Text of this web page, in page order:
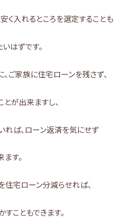
く入れるところを選定することも
はずです。
ご家族に住宅ローンを残さず、
が出来ますし、
ば、ローン返済を気にせず
す。
宅ローン分減らせれば、
こともできます。